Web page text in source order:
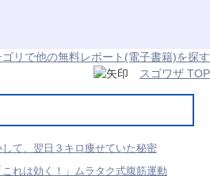
リで他の無料レポート(電子書籍)を探す
スゴワザ TOP
て、翌日３キロ痩せていた秘密
れは効く！」ムラタク式腹筋運動